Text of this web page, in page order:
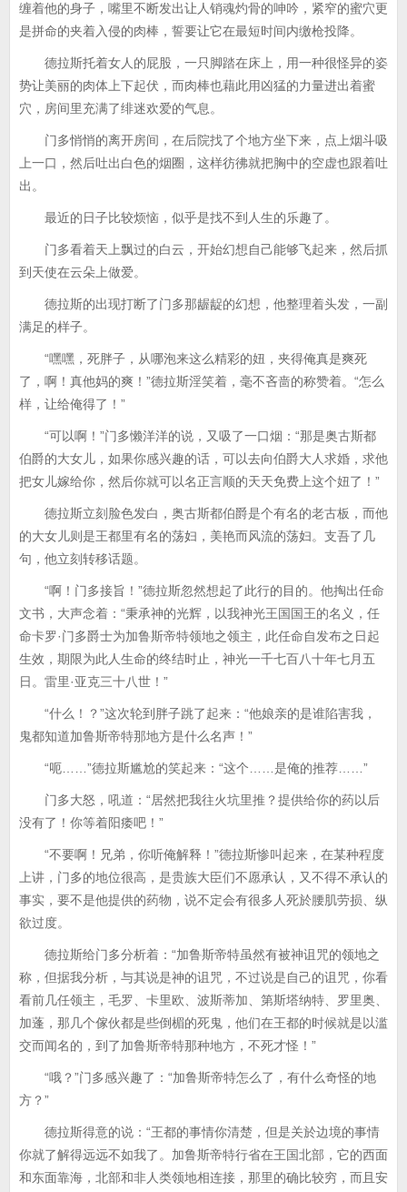
缠着他的身子，嘴里不断发出让人销魂灼骨的呻吟，紧窄的蜜穴更
是拼命的夹着入侵的肉棒，誓要让它在最短时间内缴枪投降。
德拉斯托着女人的屁股，一只脚踏在床上，用一种很怪异的姿
势让美丽的肉体上下起伏，而肉棒也藉此用凶猛的力量进出着蜜
穴，房间里充满了绯迷欢爱的气息。
门多悄悄的离开房间，在后院找了个地方坐下来，点上烟斗吸
上一口，然后吐出白色的烟圈，这样彷彿就把胸中的空虚也跟着吐
出。
最近的日子比较烦恼，似乎是找不到人生的乐趣了。
门多看着天上飘过的白云，开始幻想自己能够飞起来，然后抓
到天使在云朵上做爱。
德拉斯的出现打断了门多那龌龊的幻想，他整理着头发，一副
满足的样子。
“嘿嘿，死胖子，从哪泡来这么精彩的妞，夹得俺真是爽死
了，啊！真他妈的爽！”德拉斯淫笑着，毫不吝啬的称赞着。“怎么
样，让给俺得了！”
“可以啊！”门多懒洋洋的说，又吸了一口烟：“那是奥古斯都
伯爵的大女儿，如果你感兴趣的话，可以去向伯爵大人求婚，求他
把女儿嫁给你，然后你就可以名正言顺的天天免费上这个妞了！”
德拉斯立刻脸色发白，奥古斯都伯爵是个有名的老古板，而他
的大女儿则是王都里有名的荡妇，美艳而风流的荡妇。支吾了几
句，他立刻转移话题。
“啊！门多接旨！”德拉斯忽然想起了此行的目的。他掏出任命
文书，大声念着：“秉承神的光辉，以我神光王国国王的名义，任
命卡罗·门多爵士为加鲁斯帝特领地之领主，此任命自发布之日起
生效，期限为此人生命的终结时止，神光一千七百八十年七月五
日。雷里·亚克三十八世！”
“什么！？”这次轮到胖子跳了起来：“他娘亲的是谁陷害我，
鬼都知道加鲁斯帝特那地方是什么名声！”
“呃……”德拉斯尴尬的笑起来：“这个……是俺的推荐……”
门多大怒，吼道：“居然把我往火坑里推？提供给你的药以后
没有了！你等着阳痿吧！”
“不要啊！兄弟，你听俺解释！”德拉斯惨叫起来，在某种程度
上讲，门多的地位很高，是贵族大臣们不愿承认，又不得不承认的
事实，要不是他提供的药物，说不定会有很多人死於腰肌劳损、纵
欲过度。
德拉斯给门多分析着：“加鲁斯帝特虽然有被神诅咒的领地之
称，但据我分析，与其说是神的诅咒，不过说是自己的诅咒，你看
看前几任领主，毛罗、卡里欧、波斯蒂加、第斯塔纳特、罗里奥、
加蓬，那几个傢伙都是些倒楣的死鬼，他们在王都的时候就是以滥
交而闻名的，到了加鲁斯帝特那种地方，不死才怪！”
“哦？”门多感兴趣了：“加鲁斯帝特怎么了，有什么奇怪的地
方？”
德拉斯得意的说：“王都的事情你清楚，但是关於边境的事情
你就了解得远远不如我了。加鲁斯帝特行省在王国北部，它的西面
和东面靠海，北部和非人类领地相连接，那里的确比较穷，而且安